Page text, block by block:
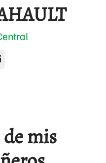
electrónico
mis